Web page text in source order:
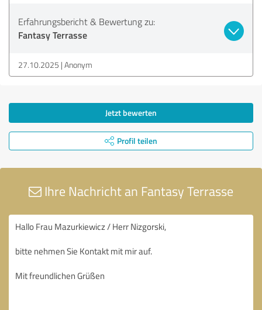
Erfahrungsbericht & Bewertung zu:
Fantasy Terrasse
27.10.2025 Anonym
Jetzt bewerten
Profil teilen
Ihre Nachricht an Fantasy Terrasse